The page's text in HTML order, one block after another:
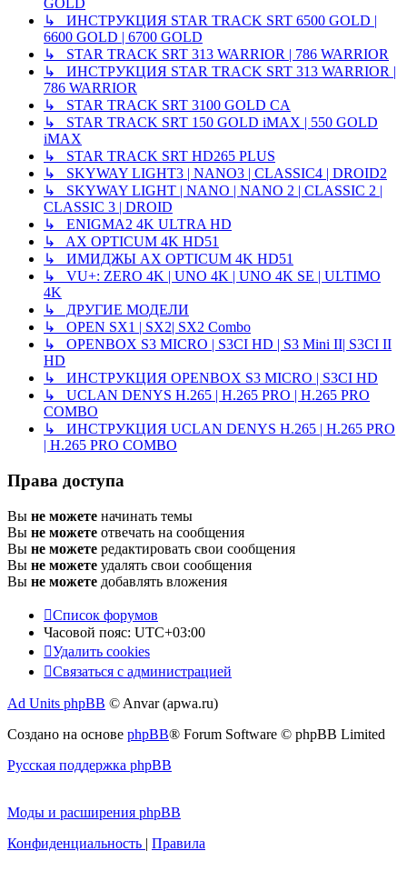
GOLD
↳ ИНСТРУКЦИЯ STAR TRACK SRT 6500 GOLD |
6600 GOLD | 6700 GOLD
↳ STAR TRACK SRT 313 WARRIOR | 786 WARRIOR
↳ ИНСТРУКЦИЯ STAR TRACK SRT 313 WARRIOR |
786 WARRIOR
↳ STAR TRACK SRT 3100 GOLD CA
↳ STAR TRACK SRT 150 GOLD iMAX | 550 GOLD
iMAX
↳ STAR TRACK SRT HD265 PLUS
↳ SKYWAY LIGHT3 | NANO3 | CLASSIC4 | DROID2
↳ SKYWAY LIGHT | NANO | NANO 2 | CLASSIC 2 |
CLASSIC 3 | DROID
↳ ENIGMA2 4K ULTRA HD
↳ AX OPTICUM 4K HD51
↳ ИМИДЖЫ AX OPTICUM 4K HD51
↳ VU+: ZERO 4K | UNO 4K | UNO 4K SE | ULTIMO
4K
↳ ДРУГИЕ МОДЕЛИ
↳ OPEN SX1 | SX2| SX2 Combo
↳ OPENBOX S3 MICRO | S3CI HD | S3 Mini II| S3CI II
HD
↳ ИНСТРУКЦИЯ OPENBOX S3 MICRO | S3CI HD
↳ UCLAN DENYS H.265 | H.265 PRO | H.265 PRO
COMBO
↳ ИНСТРУКЦИЯ UCLAN DENYS H.265 | H.265 PRO
| H.265 PRO COMBO
Права доступа
Вы не можете начинать темы
Вы не можете отвечать на сообщения
Вы не можете редактировать свои сообщения
Вы не можете удалять свои сообщения
Вы не можете добавлять вложения
Список форумов
Часовой пояс: UTC+03:00
Удалить cookies
Связаться с администрацией
Ad Units phpBB © Anvar (apwa.ru)
Создано на основе phpBB® Forum Software © phpBB Limited
Русская поддержка phpBB
Моды и расширения phpBB
Конфиденциальность | Правила